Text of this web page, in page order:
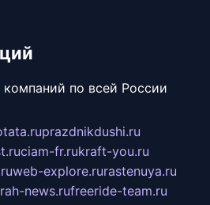
компаний по всей России
prazdnikdushi.ru
ciam-fr.rukraft-you.ru
web-explore.rurastenuya.ru
news.rufreeride-team.ru